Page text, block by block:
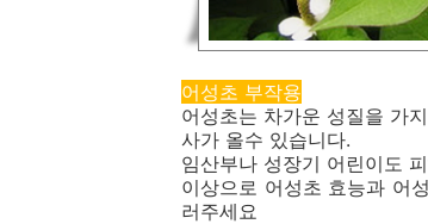
어성초 부작용
어성초는 차가운 성질을 가
사가 올수 있습니다.
임산부나 성장기 어린이도
이상으로 어성초 효능과 어
러주세요